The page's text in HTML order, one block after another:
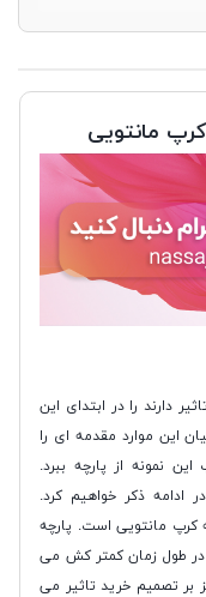
مانتویی
دارند را در ابتدای این
این موارد مقدمه ای را
نمونه از پارچه ببرد.
ادامه ذکر خواهیم کرد.
کرپ مانتویی است. پارچه
در طول زمان کمتر کش می
بر تصمیم خرید تاثیر می